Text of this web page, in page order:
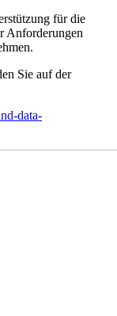
für die
Anforderungen
Sie auf der
data-